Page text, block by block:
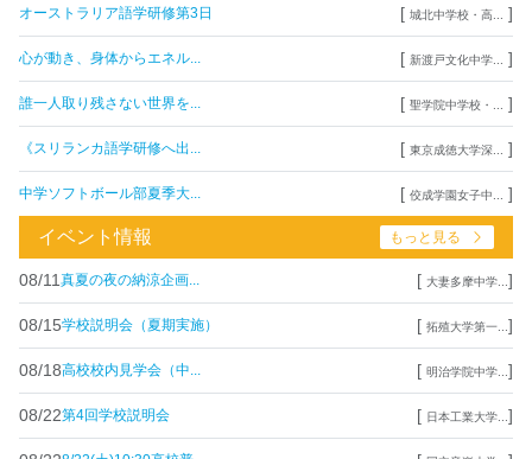
オーストラリア語学研修第3日 [ 城北中学校・高... ]
心が動き、身体からエネル... [ 新渡戸文化中学... ]
誰一人取り残さない世界を... [ 聖学院中学校・... ]
《スリランカ語学研修へ出... [ 東京成徳大学深... ]
中学ソフトボール部夏季大... [ 佼成学園女子中... ]
イベント情報 もっと見る
08/11 真夏の夜の納涼企画... [ 大妻多摩中学... ]
08/15学校説明会（夏期実施） [ 拓殖大学第一... ]
08/18高校校内見学会（中... [ 明治学院中学... ]
08/22第4回学校説明会 [ 日本工業大学... ]